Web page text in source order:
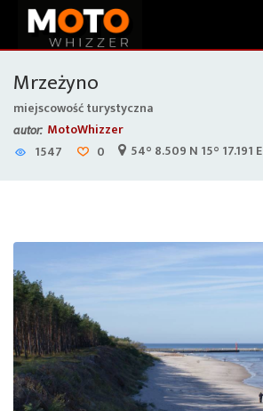
Mrzeżyno
miejscowość turystyczna
autor: MotoWhizzer
1547
0 54° 8.509 N 15° 17.191 E